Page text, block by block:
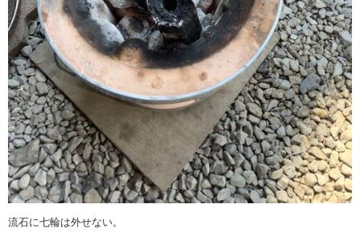
流石に七輪は外せない。